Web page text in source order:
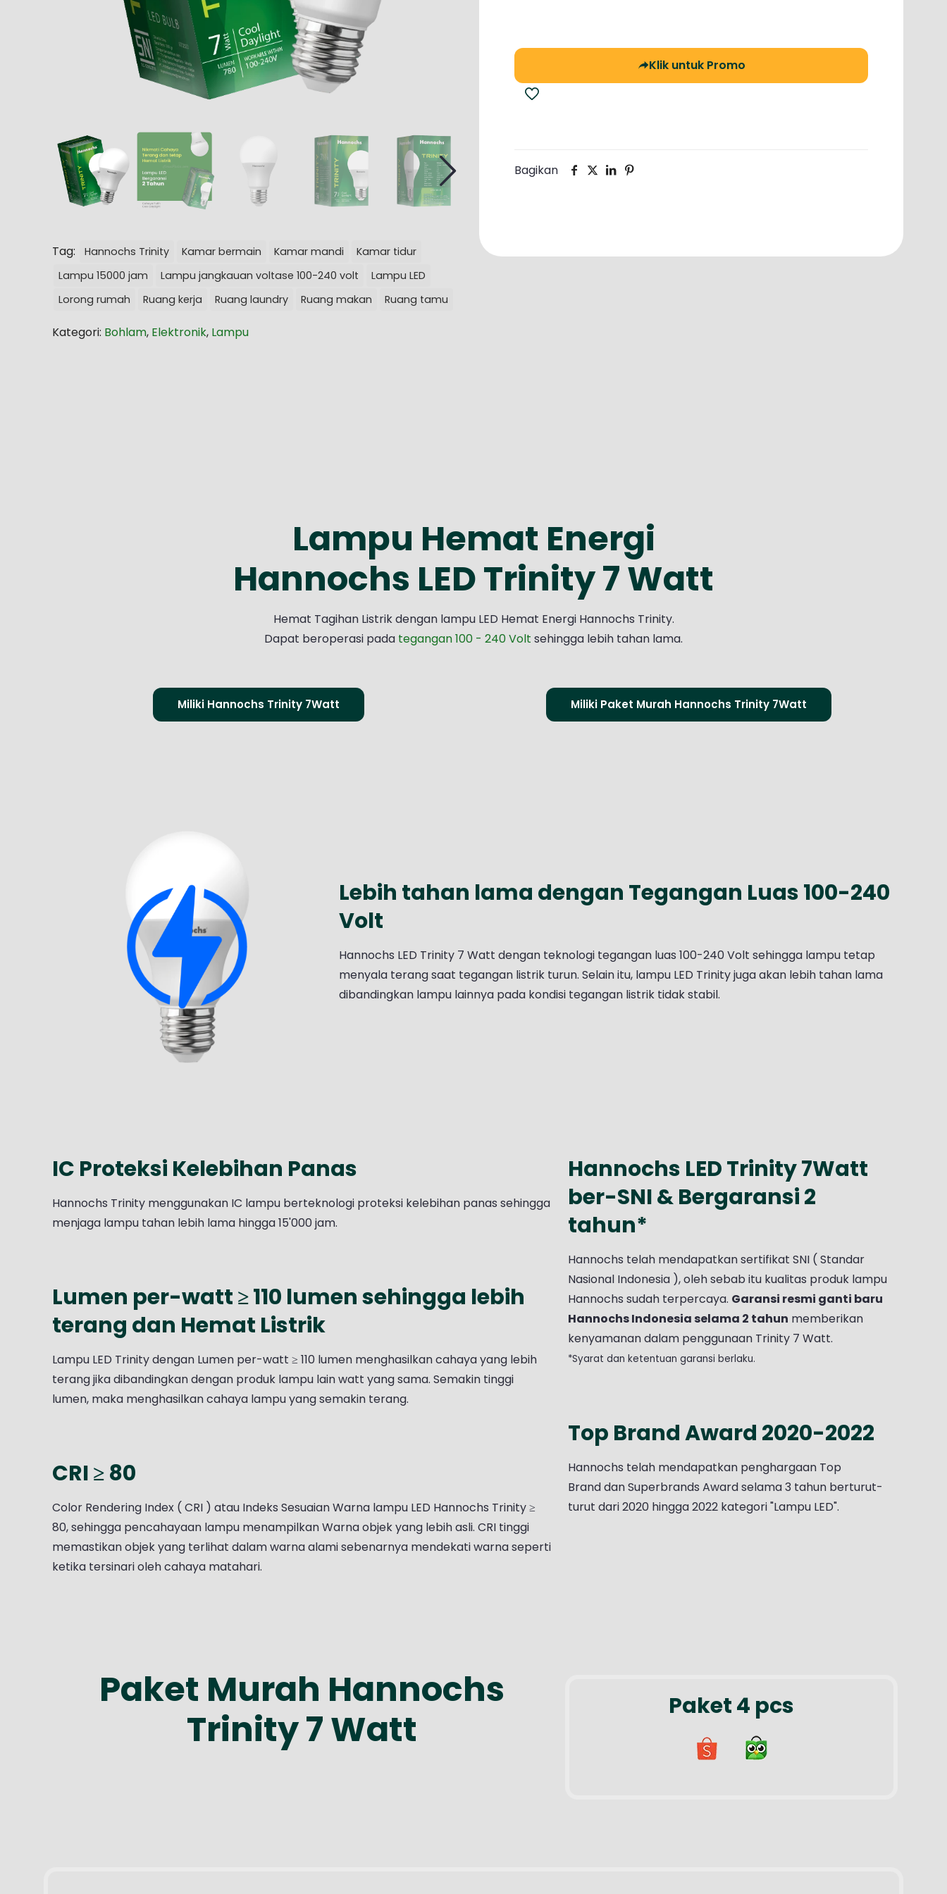
Tag: Hannochs Trinity Kamar bermain Kamar mandi
Kamar tidur
Lampu 15000 jam
Lampu jangkauan voltase 100-240 volt
Lampu LED
Lorong rumah
Ruang kerja Ruang laundry Ruang makan Ruang tamu
Kategori: Bohlam, Elektronik, Lampu
Klik untuk Promo
Bagikan
Lampu Hemat Energi
Hannochs LED Trinity 7 Watt
Hemat Tagihan Listrik dengan lampu LED Hemat Energi Hannochs Trinity.
Dapat beroperasi pada tegangan 100 - 240 Volt sehingga lebih tahan lama.
Miliki Hannochs Trinity 7Watt Miliki Paket Murah Hannochs Trinity 7Watt
Lebih tahan lama dengan Tegangan Luas 100-240
Volt
Hannochs LED Trinity 7 Watt dengan teknologi tegangan luas 100-240 Volt sehingga lampu tetap
menyala terang saat tegangan listrik turun. Selain itu, lampu LED Trinity juga akan lebih tahan lama
dibandingkan lampu lainnya pada kondisi tegangan listrik tidak stabil.
IC Proteksi Kelebihan Panas
Hannochs Trinity menggunakan IC lampu berteknologi proteksi kelebihan panas sehingga
menjaga lampu tahan lebih lama hingga 15'000 jam.
Lumen per-watt ≥ 110 lumen sehingga lebih
terang dan Hemat Listrik
Lampu LED Trinity dengan Lumen per-watt ≥ 110 lumen menghasilkan cahaya yang lebih
terang jika dibandingkan dengan produk lampu lain watt yang sama. Semakin tinggi
lumen, maka menghasilkan cahaya lampu yang semakin terang.
CRI ≥ 80
Color Rendering Index ( CRI ) atau Indeks Sesuaian Warna lampu LED Hannochs Trinity ≥
80, sehingga pencahayaan lampu menampilkan Warna objek yang lebih asli. CRI tinggi
memastikan objek yang terlihat dalam warna alami sebenarnya mendekati warna seperti
ketika tersinari oleh cahaya matahari.
Hannochs LED Trinity 7Watt
ber-SNI & Bergaransi 2
tahun*
Hannochs telah mendapatkan sertifikat SNI ( Standar
Nasional Indonesia ), oleh sebab itu kualitas produk lampu
Hannochs sudah terpercaya. Garansi resmi ganti baru
Hannochs Indonesia selama 2 tahun memberikan
kenyamanan dalam penggunaan Trinity 7 Watt.
*Syarat dan ketentuan garansi berlaku.
Top Brand Award 2020-2022
Hannochs telah mendapatkan penghargaan Top
Brand dan Superbrands Award selama 3 tahun berturut-
turut dari 2020 hingga 2022 kategori "Lampu LED".
Paket Murah Hannochs
Trinity 7 Watt
Paket 4 pcs